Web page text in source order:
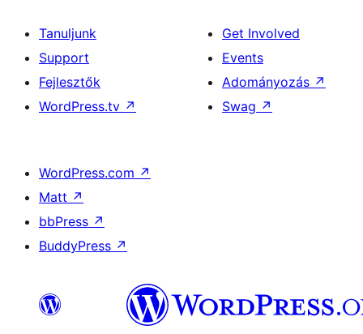
Tanuljunk
Support
Fejlesztők
WordPress.tv ↗
Get Involved
Events
Adományozás ↗
Swag ↗
WordPress.com ↗
Matt ↗
bbPress ↗
BuddyPress ↗